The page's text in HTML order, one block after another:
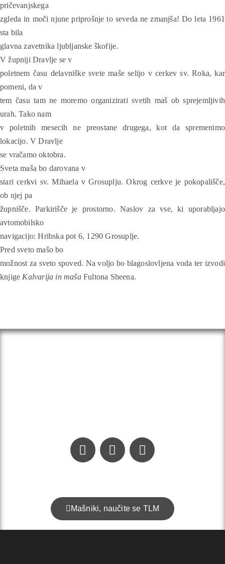
pričevanjskega
zgleda in moči njune priprošnje to seveda ne zmanjša! Do leta 1961
sta bila
glavna zavetnika ljubljanske škofije.
V župniji Dravlje se v
poletnem času delavniške svete maše selijo v cerkev sv. Roka, kar
pomeni, da v
tem času tam ne moremo organizirati svetih maš ob sprejemljivih
urah. Tako nam
v poletnih mesecih ne preostane drugega, kot da spremenimo
lokacijo. V Dravlje
se vračamo oktobra.
Sveta maša bo darovana v
stari cerkvi sv. Mihaela v Grosuplju. Okrog cerkve je pokopališče,
ob njej pa
župnišče. Parkirišče je prostorno. Naslov za vse, ki uporabljajo
avtomobilsko
navigacijo: Hribska pot 6, 1290 Grosuplje.
Pred sveto mašo bo
možnost za sveto spoved. Na voljo bo blagoslovljena voda ter izvodi
knjige Kalvarija in mašaFultona Sheena.
Mašniki, naučite se TLM